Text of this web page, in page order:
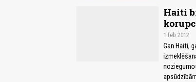
Haiti
1.feb 2012
Gan Haiti,